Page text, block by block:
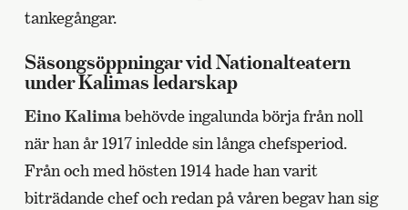
tankegångar.
Säsongsöppningar vid Nationalteatern
under Kalimas ledarskap
Eino Kalimabehövde ingalunda börja från noll
när han år 1917 inledde sin långa chefsperiod.
Från och med hösten 1914 hade han varit
biträdande chef och redan på våren begav han sig